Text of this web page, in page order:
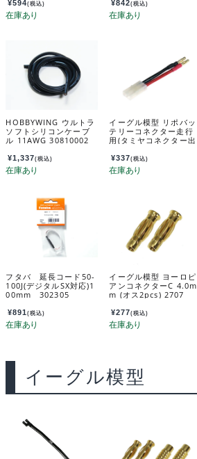
¥594(税込) ¥842(税込)
HOBBYWING ウルトラ
ソフトシリコンケーブ
ル 11AWG 30810002
¥1,337(税込)
イーグル模型 リポバッ
テリーコネクター走行
用(タミヤコネクター出
¥337(税込)
フタバ 延長コード50-
100J(デジタルSX対応)1
00mm 302305
¥891(税込)
イーグル模型 ヨーロピ
アンコネクターC 4.0m
m (オス2pcs) 2707
¥277(税込)
イーグル模型